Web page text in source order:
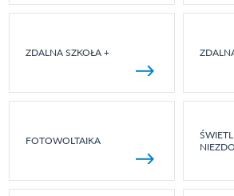
ZDALNA SZKOŁA +
FOTOWOLTAIKA